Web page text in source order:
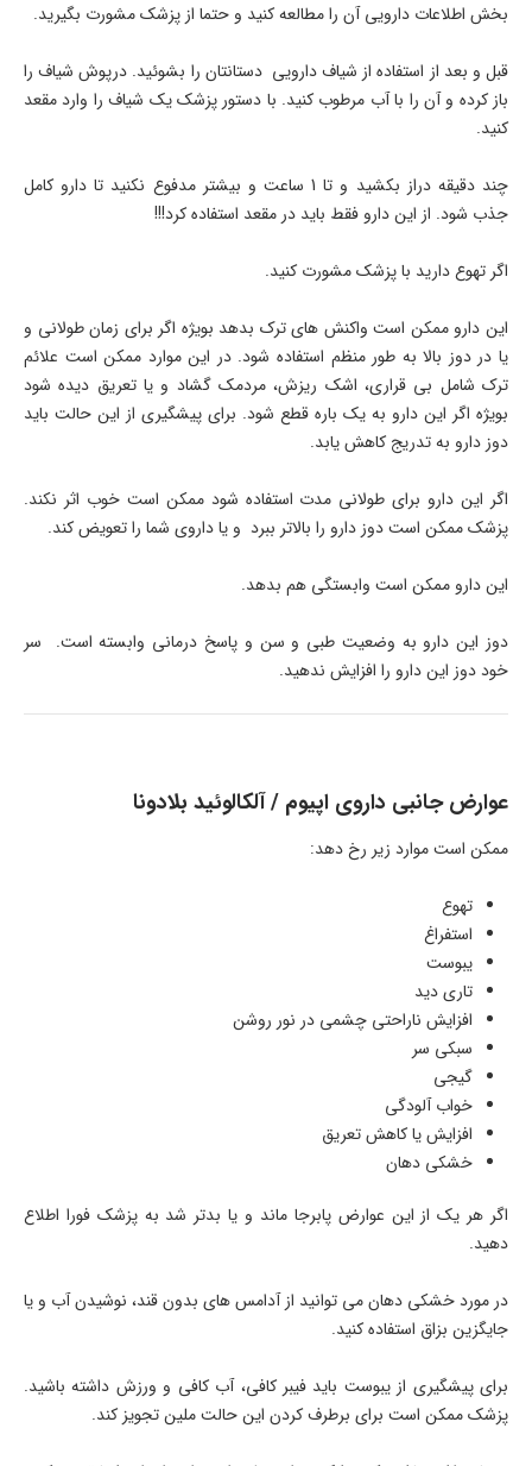
بخش اطلاعات دارویی آن را مطالعه کنید و حتما از پزشک مشورت بگیرید.
قبل و بعد از استفاده از شیاف دارویی دستانتان را بشوئید. درپوش شیاف را
باز کرده و آن را با آب مرطوب کنید. با دستور پزشک یک شیاف را وارد مقعد
کنید.
چند دقیقه دراز بکشید و تا 1 ساعت و بیشتر مدفوع نکنید تا دارو کامل
جذب شود. از این دارو فقط باید در مقعد استفاده کرد!!!
اگر تهوع دارید با پزشک مشورت کنید.
این دارو ممکن است واکنش های ترک بدهد بویژه اگر برای زمان طولانی و
یا در دوز بالا به طور منظم استفاده شود. در این موارد ممکن است علائم
ترک شامل بی قراری، اشک ریزش، مردمک گشاد و یا تعریق دیده شود
بویژه اگر این دارو به یک باره قطع شود. برای پیشگیری از این حالت باید
دوز دارو به تدریج کاهش یابد.
اگر این دارو برای طولانی مدت استفاده شود ممکن است خوب اثر نکند.
پزشک ممکن است دوز دارو را بالاتر ببرد و یا داروی شما را تعویض کند.
این دارو ممکن است وابستگی هم بدهد.
دوز این دارو به وضعیت طبی و سن و پاسخ درمانی وابسته است. سر
خود دوز این دارو را افزایش ندهید.
عوارض جانبی داروی اپیوم / آلکالوئید بلادونا
ممکن است موارد زیر رخ دهد:
تهوع
استفراغ
یبوست
تاری دید
افزایش ناراحتی چشمی در نور روشن
سبکی سر
گیجی
خواب آلودگی
افزایش یا کاهش تعریق
خشکی دهان
اگر هر یک از این عوارض پابرجا ماند و یا بدتر شد به پزشک فورا اطلاع
دهید.
در مورد خشکی دهان می توانید از آدامس های بدون قند، نوشیدن آب و یا
جایگزین بزاق استفاده کنید.
برای پیشگیری از یبوست باید فیبر کافی، آب کافی و ورزش داشته باشید.
پزشک ممکن است برای برطرف کردن این حالت ملین تجویز کند.